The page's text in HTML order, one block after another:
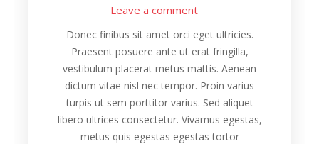
Leave a comment
Donec finibus sit amet orci eget ultricies.
Praesent posuere ante ut erat fringilla,
vestibulum placerat metus mattis. Aenean
dictum vitae nisl nec tempor. Proin varius
turpis ut sem porttitor varius. Sed aliquet
libero ultrices consectetur. Vivamus egestas,
metus quis egestas egestas tortor